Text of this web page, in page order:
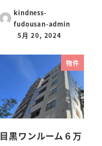
kindness-
fudousan-admin
5月 20, 2024
物件
目黒ワンルーム６万